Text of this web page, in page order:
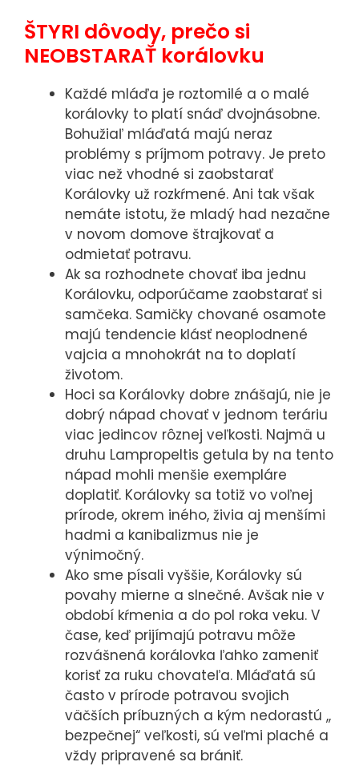
ŠTYRI dôvody, prečo si
NEOBSTARAŤ korálovku
Každé mláďa je roztomilé a o malé
korálovky to platí snáď dvojnásobne.
Bohužiaľ mláďatá majú neraz
problémy s príjmom potravy. Je preto
viac než vhodné si zaobstarať
Korálovky už rozkŕmené. Ani tak však
nemáte istotu, že mladý had nezačne
v novom domove štrajkovať a
odmietať potravu.
Ak sa rozhodnete chovať iba jednu
Korálovku, odporúčame zaobstarať si
samčeka. Samičky chované osamote
majú tendencie klásť neoplodnené
vajcia a mnohokrát na to doplatí
životom.
Hoci sa Korálovky dobre znášajú, nie je
dobrý nápad chovať v jednom teráriu
viac jedincov rôznej veľkosti. Najmä u
druhu Lampropeltis getula by na tento
nápad mohli menšie exempláre
doplatiť. Korálovky sa totiž vo voľnej
prírode, okrem iného, ​​živia aj menšími
hadmi a kanibalizmus nie je
výnimočný.
Ako sme písali vyššie, Korálovky sú
povahy mierne a slnečné. Avšak nie v
období kŕmenia a do pol roka veku. V
čase, keď prijímajú potravu môže
rozvášnená korálovka ľahko zameniť
korisť za ruku chovateľa. Mláďatá sú
často v prírode potravou svojich
väčších príbuzných a kým nedorastú ,,
bezpečnej“ veľkosti, sú veľmi plaché a
vždy pripravené sa brániť.
cookies
Marketingové
používame
predovšetkým
preto, aby sme
Vám mohli
zobrazovať
reklamy
relevantné pre
Vaše záujmy,
nebudú
obťažovať.
Povolením
týchto cookies
nám umožníte
prácu s
webom.